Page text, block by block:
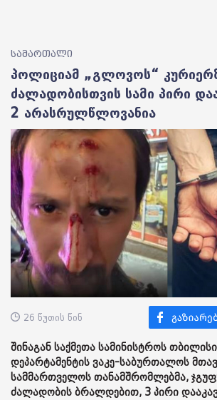
სამართალი
პოლიციამ „გლოვოს“
ძალადობისთვის სამი პირი
2 არასრულწლოვანია
26 წუთის წინ
შინაგან საქმეთა სამინისტროს
დეპარტამენტის ვაკე-საბურთალოს
სამმართველოს თანამშრომლებმა,
ძალადობის ბრალდებით, 3 პირი